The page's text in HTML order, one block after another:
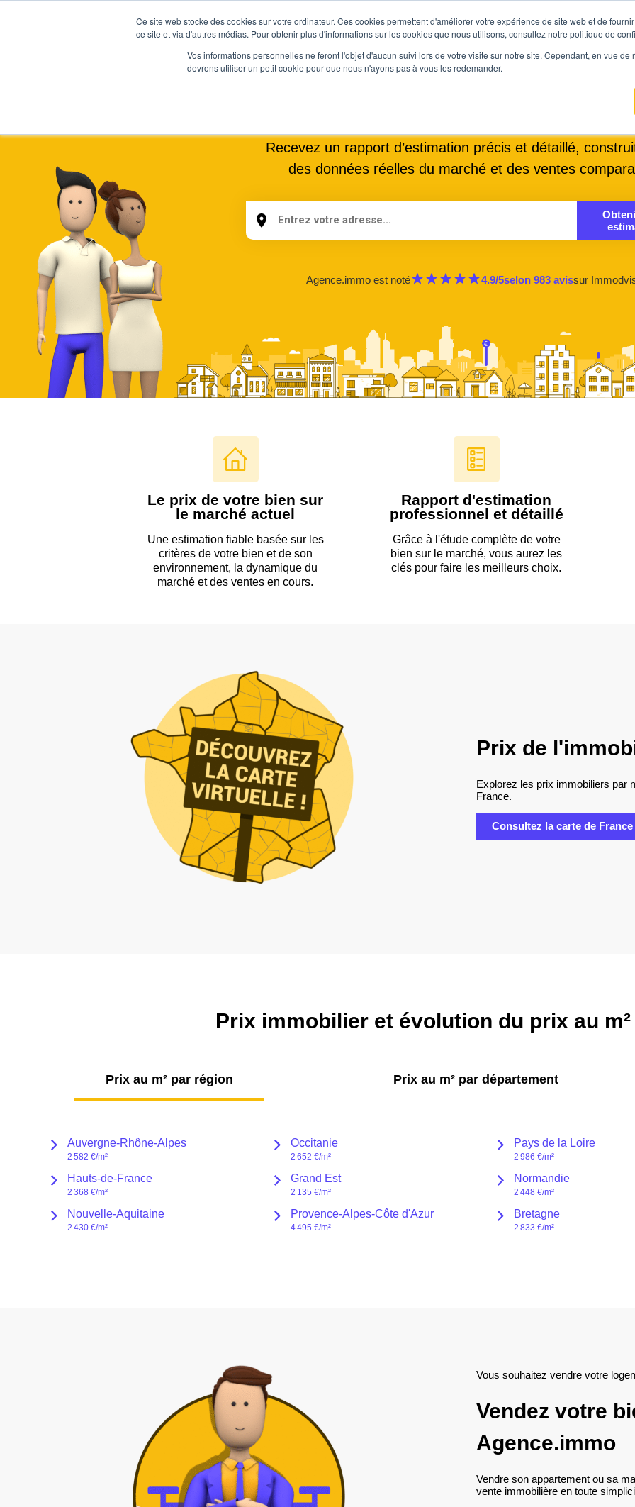
Ce site web stocke des cookies sur votre ordinateur. Ces cookies permettent d'améliorer votre expérience de site web et de
ce site et via d'autres médias. Pour obtenir plus d'informations sur les cookies que nous utilisons, consultez notre politique de
Vos informations personnelles ne feront l'objet d'aucun suivi lors de votre visite sur notre site. Cependant, en vue de
devrons utiliser un petit cookie pour que nous n'ayons pas à vous les redemander.
Prix immobilier Vendre avec
Estimez la valeur de votre bien
Recevez un rapport d’estimation précis et détaillé,
des données réelles du marché et des ventes
Agence.immo est noté 4.9/5selon 983 avissur
Le prix de votre bien sur
le marché actuel
Une estimation fiable basée sur les
critères de votre bien et de son
environnement, la dynamique du
marché et des ventes en cours.
Rapport d'estimation
professionnel et détaillé
Grâce à l'étude complète de votre
bien sur le marché, vous aurez les
clés pour faire les meilleurs choix.
Prix de
Explorez les prix immobiliers par
France.
Consultez la carte de France
Prix immobilier et évolution du prix au
Prix au m² par région Prix au m² pardépartement
Auvergne-Rhône-Alpes
2 582 €/m²
Hauts-de-France
2 368 €/m²
Nouvelle-Aquitaine
2 430 €/m²
Occitanie
2 652 €/m²
Grand Est
2 135 €/m²
Provence-Alpes-Côte d'Azur
4 495 €/m²
Pays de la Loire
2 986 €/m²
Normandie
2 448 €/m²
Bretagne
2 833 €/m²
Vous souhaitez vendre votre
Vendez votre
Agence.immo
Vendre son appartement ou sa
vente immobilière en toute